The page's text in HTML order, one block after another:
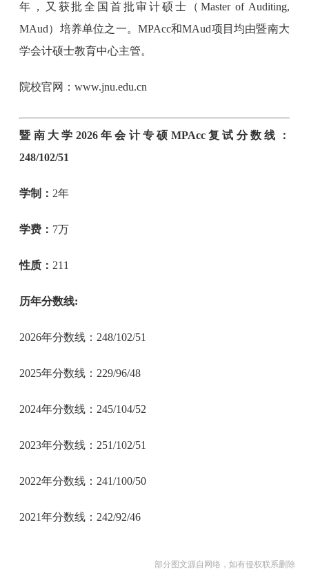
年，又获批全国首批审计硕士（Master of Auditing,
MAud）培养单位之一。MPAcc和MAud项目均由暨南大
学会计硕士教育中心主管。
院校官网：www.jnu.edu.cn
暨南大学2026年会计专硕MPAcc复试分数线：
248/102/51
学制： 2年
学费： 7万
性质： 211
历年分数线:
2026年分数线：248/102/51
2025年分数线：229/96/48
2024年分数线：245/104/52
2023年分数线：251/102/51
2022年分数线：241/100/50
2021年分数线：242/92/46
部分图文源自网络，如有侵权联系删除